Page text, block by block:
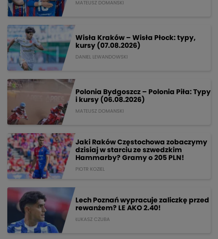
MATEUSZ DOMANSKI
Wisła Kraków – Wisła Płock: typy,
kursy (07.08.2026)
DANIEL LEWANDOWSKI
Polonia Bydgoszcz – Polonia Piła: Typy
i kursy (06.08.2026)
MATEUSZ DOMANSKI
Jaki Raków Częstochowa zobaczymy
dzisiaj w starciu ze szwedzkim
Hammarby? Gramy o 205 PLN!
PIOTR KOZIEL
Lech Poznań wypracuje zaliczkę przed
rewanżem? LE AKO 2.40!
ŁUKASZ CZUBA